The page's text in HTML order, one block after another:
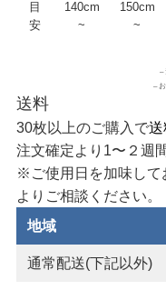
目
安
140cm
~
150cm
~
–
–
送料
30枚以上のご購入で送
注文確定より1〜２週
※ご使用日を加味して
よりご相談ください。
地域
通常配送(下記以外)